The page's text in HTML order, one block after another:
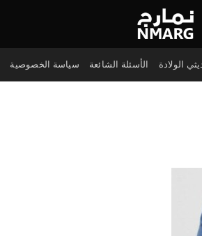
الولادة الأسئلة الشائعة سياسة الخصوصية